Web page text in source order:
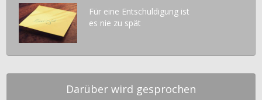
Für eine Entschuldigung ist
es nie zu spät
Darüber wird gesprochen